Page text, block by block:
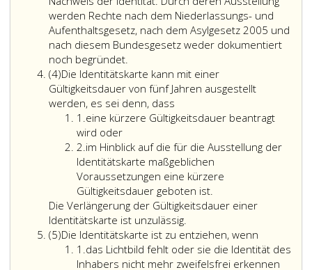
versagt
wurde
oder
Fremdenpass
Paragraph
entzogen
ausstellen,
die
zur
werden Rechte nach dem Niederlassungs- und
Aufenthaltsgesetz, nach dem Asylgesetz 2005 und
nach diesem Bundesgesetz weder dokumentiert
noch begründet.
(4)Absatz
4,
Die Identitätskarte kann mit einer
Gültigkeitsdauer von fünf Jahren ausgestellt
werden, es sei denn, dass
1.Ziffer
eins
eine kürzere Gültigkeitsdauer beantragt
wird oder
2.Ziffer
2
im Hinblick auf die für die Ausstellung der
Identitätskarte maßgeblichen
Voraussetzungen eine kürzere
Gültigkeitsdauer geboten ist.
Die Verlängerung der Gültigkeitsdauer einer
Identitätskarte ist unzulässig.
(5)Absatz
5,
Die Identitätskarte ist zu entziehen, wenn
1.Ziffer
eins
das Lichtbild fehlt oder sie die Identität des
Inhabers nicht mehr zweifelsfrei erkennen